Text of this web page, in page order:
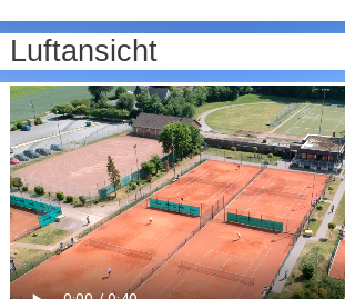
Luftansicht